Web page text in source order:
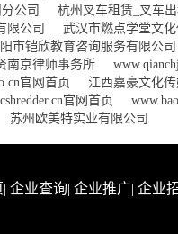
公司
杭州叉车租赁_叉车
限公司
武汉市燃点学堂文
市铠欣教育咨询服务有限公司
南京律师事务所
官网首页
江西嘉豪文化
官网首页
苏州欧美特实业有限公司
| 企业查询| 企业推广| 企业